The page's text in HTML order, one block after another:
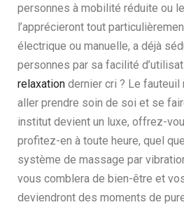
personnes à mobilité réduite ou
l’apprécieront tout
électrique ou manuelle, a déjà
personnes par sa facilité
relaxation dernier cri ? Le fauteuil
aller prendre soin de soi et se
institut devient un luxe, offrez-
profitez-en à toute heure, quel
système de massage par
vous comblera de bien-être et
deviendront des moments de